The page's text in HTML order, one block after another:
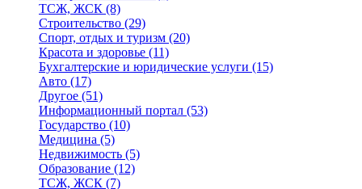
ТСЖ, ЖСК (8)
Строительство (29)
Спорт, отдых и туризм (20)
Красота и здоровье (11)
Бухгалтерские и юридические услуги (15)
Авто (17)
Другое (51)
Информационный портал (53)
Государство (10)
Медицина (5)
Недвижимость (5)
Образование (12)
ТСЖ, ЖСК (7)